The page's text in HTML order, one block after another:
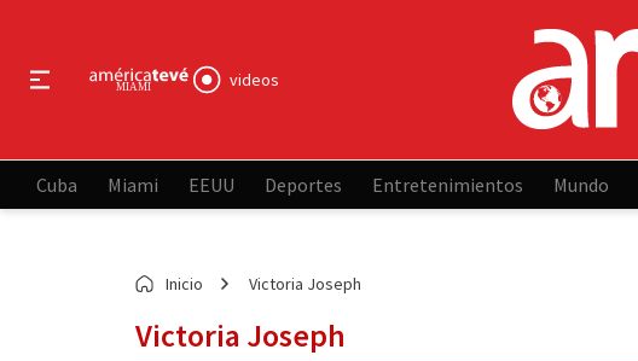
videos
Cuba Miami EEUU Deportes Entretenimientos Mundo
Inicio Victoria Joseph
Victoria Joseph